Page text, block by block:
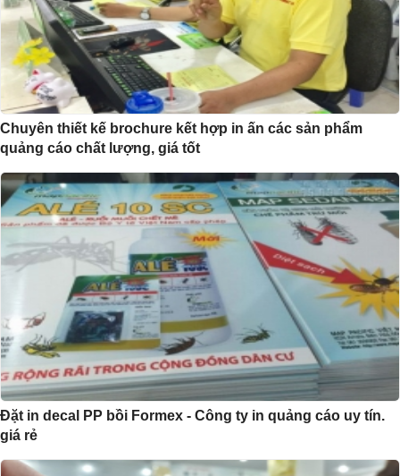
Chuyên thiết kế brochure kết hợp in ấn các sản phẩm
quảng cáo chất lượng, giá tốt
Đặt in decal PP bồi Formex - Công ty in quảng cáo uy tín.
giá rẻ